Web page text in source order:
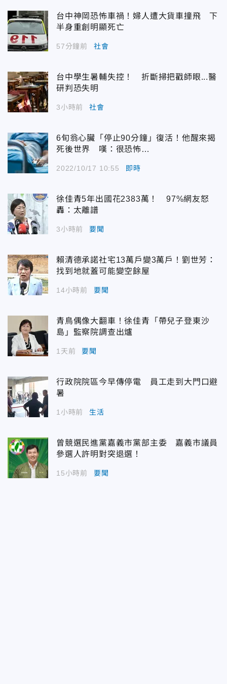
台中神岡恐怖車禍！婦人遭大貨車撞飛 下
半身重創明顯死亡
57分鐘前 社會
台中學生暑輔失控！ 折斷掃把戳師眼...醫
研判恐失明
3小時前 社會
6旬翁心臟「停止90分鐘」復活！他醒來揭
死後世界 嘆：很恐怖…
2022/10/17 10:55 即時
徐佳青5年出國花2383萬！ 97%網友怒
轟：太離譜
3小時前 要聞
賴清德承諾社宅13萬戶變3萬戶！劉世芳：
找到地就蓋可能變空餘屋
14小時前 要聞
青鳥偶像大翻車！徐佳青「帶兒子登東沙
島」監察院調查出爐
1天前 要聞
行政院院區今早傳停電 員工走到大門口避
暑
1小時前 生活
曾競選民進黨嘉義市黨部主委 嘉義市議員
參選人許明對突退選！
15小時前 要聞